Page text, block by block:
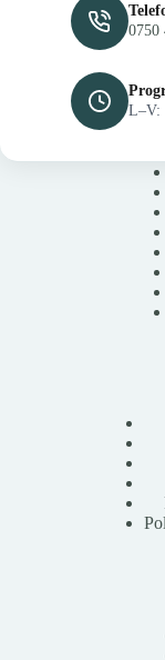
0750
L–V: